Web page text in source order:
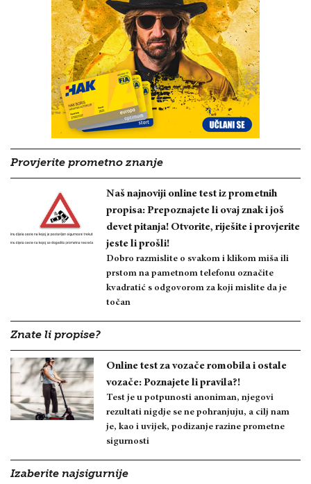
Provjerite prometno znanje
Naš najnoviji online test iz prometnih
propisa: Prepoznajete li ovaj znak i još
devet pitanja! Otvorite, riješite i provjerite
jeste li prošli!
Dobro razmislite o svakom i klikom miša ili
prstom na pametnom telefonu označite
kvadratić s odgovorom za koji mislite da je
točan
Znate li propise?
Online test za vozače romobila i ostale
vozače: Poznajete li pravila?!
Test je u potpunosti anoniman, njegovi
rezultati nigdje se ne pohranjuju, a cilj nam
je, kao i uvijek, podizanje razine prometne
sigurnosti
Izaberite najsigurnije